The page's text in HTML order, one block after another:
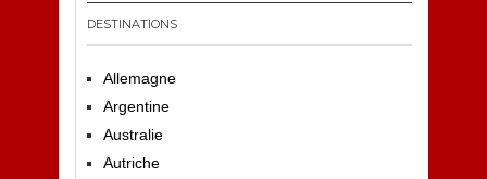
DESTINATIONS
Allemagne
Argentine
Australie
Autriche